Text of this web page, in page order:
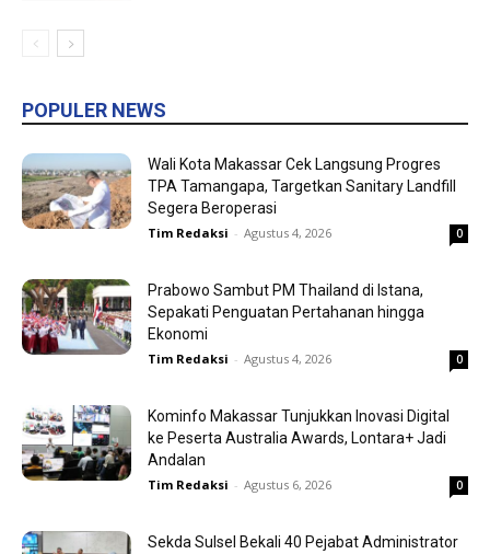
POPULER NEWS
Wali Kota Makassar Cek Langsung Progres
TPA Tamangapa, Targetkan Sanitary Landfill
Segera Beroperasi
Tim Redaksi - Agustus 4, 2026 0
Prabowo Sambut PM Thailand di Istana,
Sepakati Penguatan Pertahanan hingga
Ekonomi
Tim Redaksi - Agustus 4, 2026 0
Kominfo Makassar Tunjukkan Inovasi Digital
ke Peserta Australia Awards, Lontara+ Jadi
Andalan
Tim Redaksi - Agustus 6, 2026 0
Sekda Sulsel Bekali 40 Pejabat Administrator